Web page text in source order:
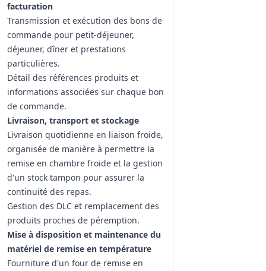
facturation
Transmission et exécution des bons de
commande pour petit-déjeuner,
déjeuner, dîner et prestations
particulières.
Détail des références produits et
informations associées sur chaque bon
de commande.
Livraison, transport et stockage
Livraison quotidienne en liaison froide,
organisée de manière à permettre la
remise en chambre froide et la gestion
d'un stock tampon pour assurer la
continuité des repas.
Gestion des DLC et remplacement des
produits proches de péremption.
Mise à disposition et maintenance du
matériel de remise en température
Fourniture d'un four de remise en